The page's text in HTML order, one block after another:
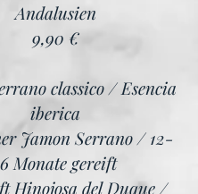
Andalusien
9,90 €
classico / Esencia
iberica
Jamon Serrano / 12-
Monate gereift
Hinojosa del Duque /